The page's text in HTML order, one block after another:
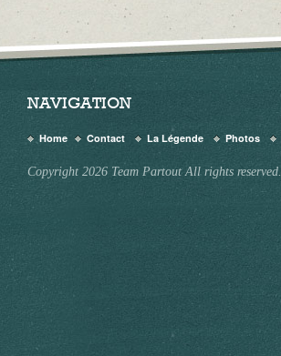
NAVIGATION
Home Contact La Légende Photos
Copyright 2026 Team Partout All rights reserved.